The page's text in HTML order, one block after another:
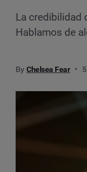
La credibilidad
Hablamos de
By Chelsea Fear